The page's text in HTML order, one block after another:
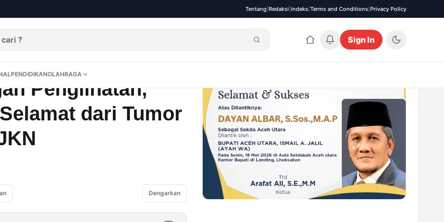
Tentang Redaksi Indeks Terms and Conditions Privacy Policy
OPININUSANTARAINTERNASIONALPENDIDIKANOLAHRAGA
Sign In
PENDIDIKANOLAHRAGA
Anak Nurunah Selamat dari Tumor Kepala Berkat JKN
Penglihatan,
dari Tumor
Dengarkan